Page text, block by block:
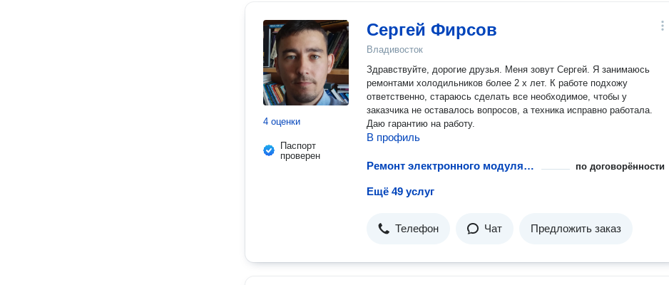
4 оценки
Паспорт
проверен
Сергей Фирсов
Владивосток
Здравствуйте, дорогие друзья. Меня зовут Сергей. Я занимаюсь
ремонтами холодильников более 2 х лет. К работе подхожу
ответственно, стараюсь сделать все необходимое, чтобы у
заказчика не оставалось вопросов, а техника исправно работала.
Даю гарантию на работу.
В профиль
Ремонт электронного модуля управления по договорённости
Ещё 49 услуг
Телефон Чат Предложить заказ